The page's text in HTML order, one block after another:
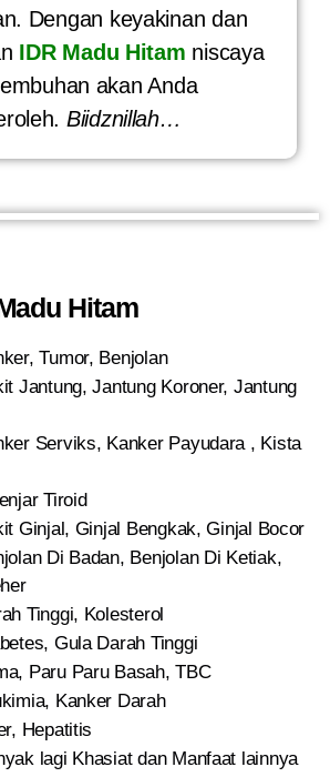
Dengan keyakinan dan
IDR Madu Hitam niscaya
akan Anda
Biidznillah…
Hitam
Tumor, Benjolan
Jantung, Jantung Koroner, Jantung
Serviks, Kanker Payudara , Kista
Tiroid
Ginjal, Ginjal Bengkak, Ginjal Bocor
Di Badan, Benjolan Di Ketiak,
Tinggi, Kolesterol
Gula Darah Tinggi
Paru Paru Basah, TBC
Kanker Darah
Hepatitis
lagi Khasiat dan Manfaat lainnya